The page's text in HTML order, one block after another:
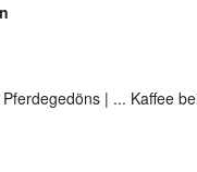
Pferdegedöns | ... Kaffee